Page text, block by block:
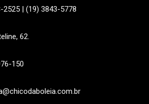
| (19) 3843-5778
62.
150